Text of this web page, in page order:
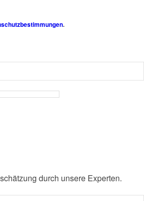
.
durch unsere Experten.